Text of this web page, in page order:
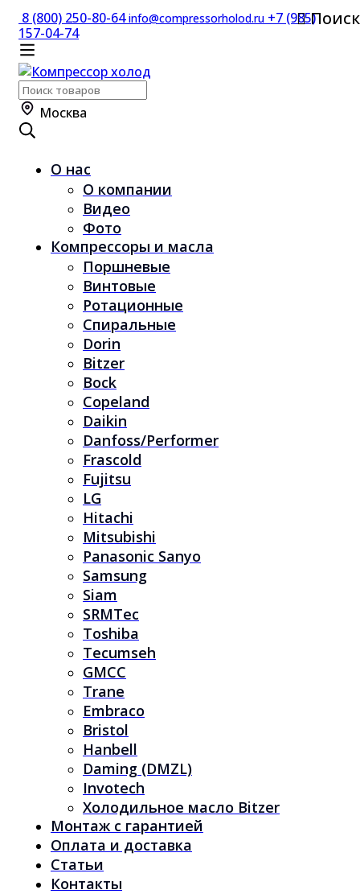
8 (800) 250-80-64info@compressorholod.ru +7 (985)
157-04-74
Поиск
по:
Поиск
Москва
О нас
О компании
Видео
Фото
Компрессоры и масла
Поршневые
Винтовые
Ротационные
Спиральные
Dorin
Bitzer
Bock
Copeland
Daikin
Danfoss/Performer
Frascold
Fujitsu
LG
Hitachi
Mitsubishi
Panasonic Sanyo
Samsung
Siam
SRMTec
Toshiba
Tecumseh
GMCC
Trane
Embraco
Bristol
Hanbell
Daming (DMZL)
Invotech
Холодильное масло Bitzer
Монтаж с гарантией
Оплата и доставка
Статьи
Контакты